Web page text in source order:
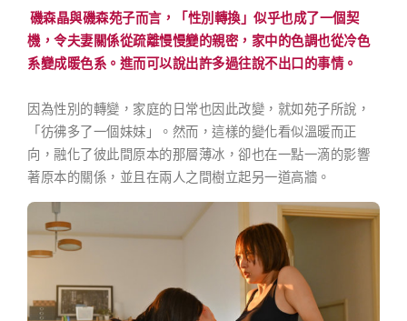
磯森晶與磯森苑子而言，「性別轉換」似乎也成了一個契
機，令夫妻關係從疏離慢慢變的親密，家中的色調也從冷色
系變成暖色系。進而可以說出許多過往說不出口的事情。
因為性別的轉變，家庭的日常也因此改變，就如苑子所說，
「彷彿多了一個妹妹」。然而，這樣的變化看似溫暖而正
向，融化了彼此間原本的那層薄冰，卻也在一點一滴的影響
著原本的關係，並且在兩人之間樹立起另一道高牆。